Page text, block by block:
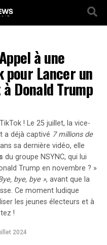
à une
pour Lancer un
Donald Trump
! Le 25 juillet, la vice-
a déjà captivé 7 millions de
sa dernière vidéo, elle
du groupe NSYNC, qui lui
Trump en novembre ? »
bye, bye », avant que la
Ce moment ludique
les jeunes électeurs et à
!
2024